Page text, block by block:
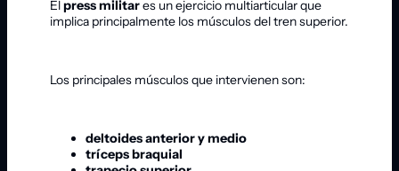
Elpress militares un ejercicio multiarticular que
implica principalmente los músculos del tren superior.
Los principales músculos que intervienen son:
deltoides anterior y medio
tríceps braquial